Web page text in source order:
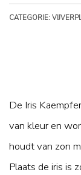
CATEGORIE:
De Iris
van kleur en
houdt van zon
Plaats de iris is